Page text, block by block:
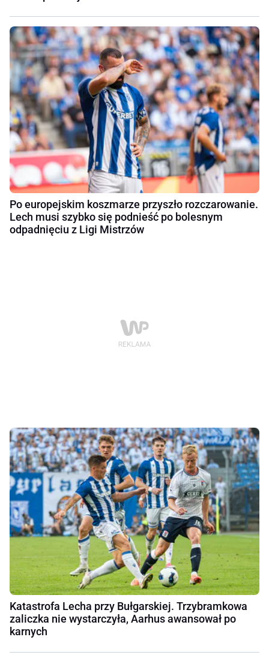
Po europejskim koszmarze przyszło rozczarowanie.
Lech musi szybko się podnieść po bolesnym
odpadnięciu z Ligi Mistrzów
Katastrofa Lecha przy Bułgarskiej. Trzybramkowa
zaliczka nie wystarczyła, Aarhus awansował po
karnych